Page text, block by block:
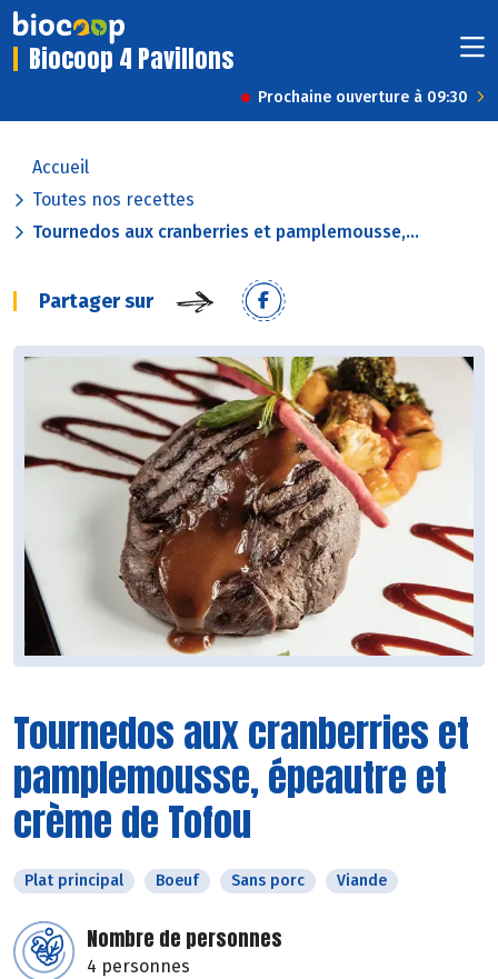
Biocoop 4 Pavillons
Prochaine ouverture à 09:30
Accueil
Toutes nos recettes
Tournedos aux cranberries et pamplemousse,...
Partager sur
Tournedos aux cranberries et
pamplemousse, épeautre et
crème de Tofou
Plat principal Boeuf Sans porc Viande
Nombre de personnes
4 personnes